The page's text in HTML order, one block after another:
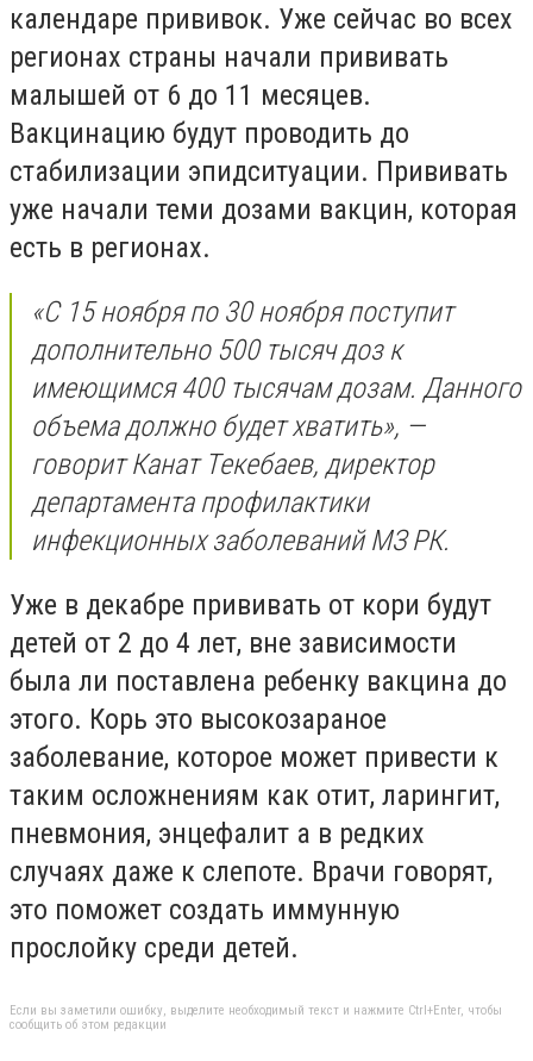
календаре прививок. Уже сейчас во всех
регионах страны начали прививать
малышей от 6 до 11 месяцев.
Вакцинацию будут проводить до
стабилизации эпидситуации. Прививать
уже начали теми дозами вакцин, которая
есть в регионах.
«С 15 ноября по 30 ноября поступит
дополнительно 500 тысяч доз к
имеющимся 400 тысячам дозам. Данного
объема должно будет хватить», —
говорит Канат Текебаев, директор
департамента профилактики
инфекционных заболеваний МЗ РК.
Уже в декабре прививать от кори будут
детей от 2 до 4 лет, вне зависимости
была ли поставлена ребенку вакцина до
этого. Корь это высокозараное
заболевание, которое может привести к
таким осложнениям как отит, ларингит,
пневмония, энцефалит а в редких
случаях даже к слепоте. Врачи говорят,
это поможет создать иммунную
прослойку среди детей.
Если вы заметили ошибку, выделите необходимый текст и нажмите Ctrl+Enter, чтобы
сообщить об этом редакции